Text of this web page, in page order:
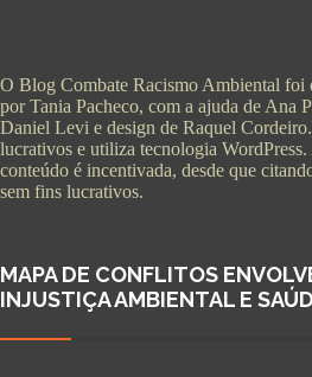
O Blog Combate Racismo Ambiental foi
por Tania Pacheco, com a ajuda de Ana
Daniel Levi e design de Raquel
lucrativos e utiliza tecnologia WordPress.
conteúdo é incentivada, desde que
sem fins lucrativos.
MAPA DE CONFLITOS
INJUSTIÇA AMBIENTAL E